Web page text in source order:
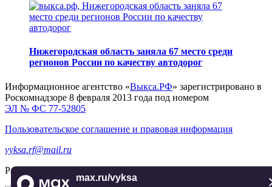
Нижегородская область заняла 67 место среди
регионов России по качеству автодорог
max.ru/vyksa
Информационное агентство «Выкса.РФ» зарегистрировано в
Роскомнадзоре 8 февраля 2013 года под номером
ЭЛ № ФС 77-52805
Пользовательское соглашение и правовая информация
vyksa.rf@mail.ru
Разработка и продвижение —